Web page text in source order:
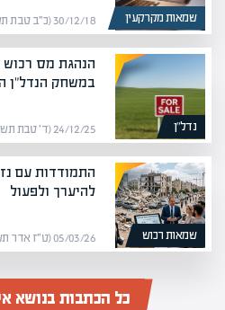
שמאות מקרקעין 30/12/18 (כ״ב טבת תשע״ט) | מערכת אפיק
נדל”ן
הנהגת מס רכוש
במשחק הנדל"ן
24/12/25 (ד׳ טבת תשפ״ו) | מערכת אפיק
שמאות רכוש
התמודדות עם
להיערך ולפעול
05/03/26 (ט״ז אדר תשפ״ו) | מערכת אפיק
כל הכתבות בנושא